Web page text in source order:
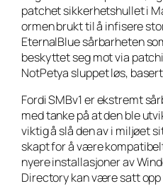
patchet sikkerhetshullet i
ormen brukt til å infisere
EternalBlue sårbarheten
beskyttet seg mot via
NotPetya sluppet løs,
Fordi SMBv1 er ekstremt
med tanke på at den ble
viktig å slå den av i miljøet
skapt for å være
nyere installasjoner av
Directory kan være satt